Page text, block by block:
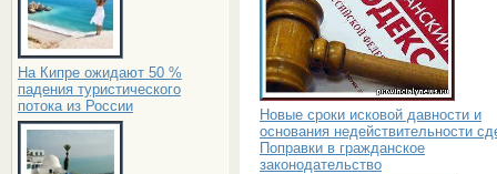
На Кипре ожидают 50 %
падения туристического
потока из России
Новые сроки исковой давности и
основания недействительности
Поправки в гражданское
законодательство